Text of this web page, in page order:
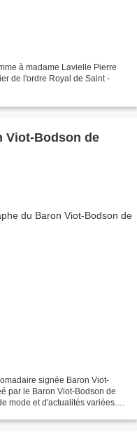
à madame Lavielle Pierre
de l'ordre Royal de Saint -
Viot-Bodson de
signée Baron Viot-
par le Baron Viot-Bodson de
mode et d'actualités variées.